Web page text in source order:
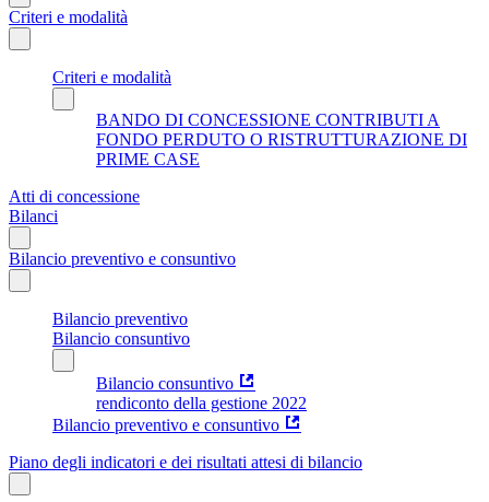
Criteri e modalità
Criteri e modalità
BANDO DI CONCESSIONE CONTRIBUTI A
FONDO PERDUTO O RISTRUTTURAZIONE DI
PRIME CASE
Atti di concessione
Bilanci
Bilancio preventivo e consuntivo
Bilancio preventivo
Bilancio consuntivo
Bilancio consuntivo
rendiconto della gestione 2022
Bilancio preventivo e consuntivo
Piano degli indicatori e dei risultati attesi di bilancio